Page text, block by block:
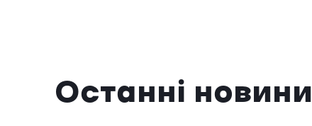
Останні новини